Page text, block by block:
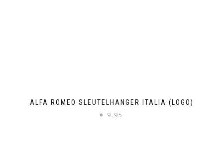
ALFA ROMEO SLEUTELHANGER ITALIA (LOGO)
€ 9.95